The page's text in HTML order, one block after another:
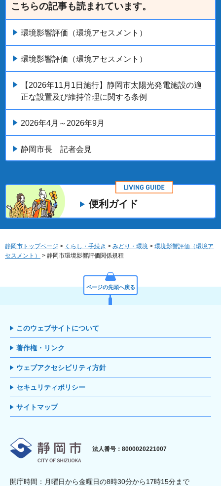
こちらの記事も読まれています。
環境影響評価（環境アセスメント）
環境影響評価（環境アセスメント）
【2026年11月1日施行】静岡市太陽光発電施設の適
正な設置及び維持管理に関する条例
2026年4月～2026年9月
静岡市長 記者会見
便利ガイド
静岡市トップページ > くらし・手続き > みどり・環境 > 環境影響評価（環境ア
セスメント）
> 静岡市環境影響評価関係規程
ページの先頭へ戻る
このウェブサイトについて
著作権・リンク
ウェブアクセシビリティ方針
セキュリティポリシー
サイトマップ
静岡市
法人番号：8000020221007
開庁時間：月曜日から金曜日の8時30分から17時15分まで